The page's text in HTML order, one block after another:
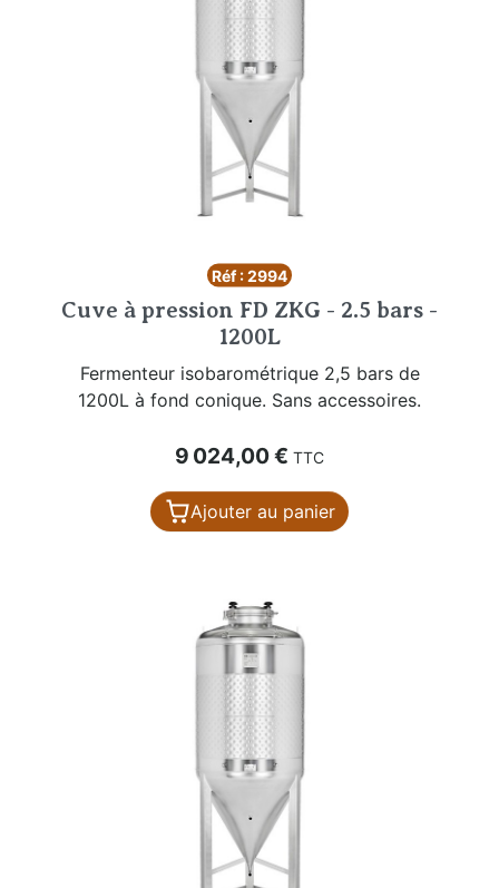
Réf : 2994
Cuve à pression FD ZKG - 2.5 bars -
1200L
Fermenteur isobarométrique 2,5 bars de
1200L à fond conique. Sans accessoires.
Prix
9 024,00 € TTC
Ajouter au panier